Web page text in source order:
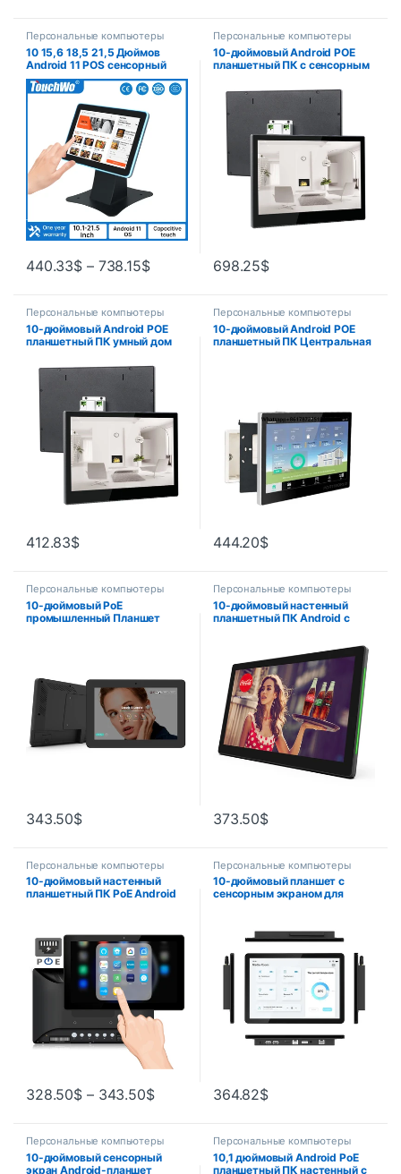
Персональные компьютеры
10 15,6 18,5 21,5 Дюймов
Android 11 POS сенсорный
монитор планшет с
мультисенсорным экраном
дисплей для розничной
продажи ресторана, бара,
тренажерного зала
440.33$ – 738.15$
Персональные компьютеры
10-дюймовый Android POE
планшетный ПК с сенсорным
центральная панель
управления WIFI IPS дисплей
американская вилка
совместимое приложение
Smart Life
698.25$
Персональные компьютеры
10-дюймовый Android POE
планшетный ПК умный дом
управления 10-дюймовый
монитор
412.83$
Персональные компьютеры
10-дюймовый Android POE
планшетный ПК Центральная
444.20$
Персональные компьютеры
10-дюймовый PoE
промышленный Планшет
промышленного
использования
343.50$
Персональные компьютеры
10-дюймовый настенный
планшетный ПК Android с
белого и черного цвета,
75*75 мм VESA,
индивидуальный кронштейн
373.50$
Персональные компьютеры
10-дюймовый настенный
планшетный ПК PoE Android
универсальный драйвер adb,
RK3566, 2-16 Гб,
последовательный порт, USB,
Wi-Fi)
328.50$ – 343.50$
Персональные компьютеры
10-дюймовый планшет с
сенсорным экраном для
концентратор управления
RS485 KNX, настенное
крепление, планшет HDMI
Zigbee IOT POE, панельный
планшетный ПК
364.82$
Персональные компьютеры
10-дюймовый сенсорный
экран Android-планшет
Персональные компьютеры
10,1 дюймовый Android PoE
планшетный ПК настенный с